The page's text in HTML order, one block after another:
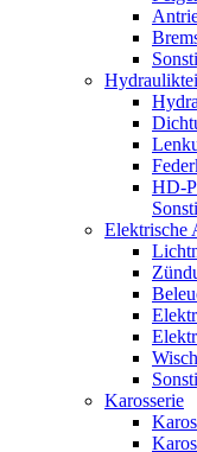
HD-
Elektrische
Karosserie